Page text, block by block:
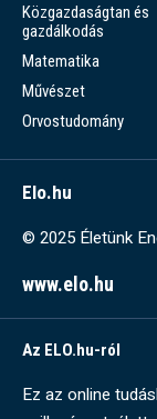
Közgazdaságtan és
gazdálkodás
Matematika
Művészet
Orvostudomány
Elo.hu
© 2025 Életünk
www.elo.hu
Az ELO.hu-ról
Ez az online